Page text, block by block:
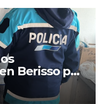
Berisso por
a un